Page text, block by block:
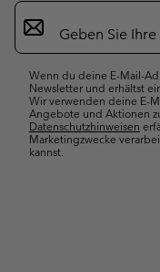
Newsletter-
Anmeldung
Wenn du deine E-Mail-
Newsletter und erhältst
Wir verwenden deine E-
Angebote und Aktionen
Datenschutzhinweisen
Marketingzwecke
kannst.